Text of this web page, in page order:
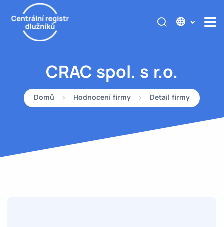
CRAC spol. s r.o.
Domů Hodnocení firmy Detail firmy